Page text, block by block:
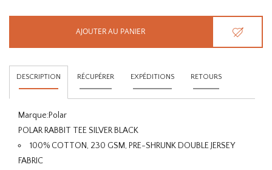
AJOUTER AU PANIER
DESCRIPTION RÉCUPÉRER EXPÉDITIONS RETOURS
Marque:Polar
POLAR RABBIT TEE SILVER BLACK
100% COTTON, 230 GSM, PRE-SHRUNK DOUBLE JERSEY
FABRIC